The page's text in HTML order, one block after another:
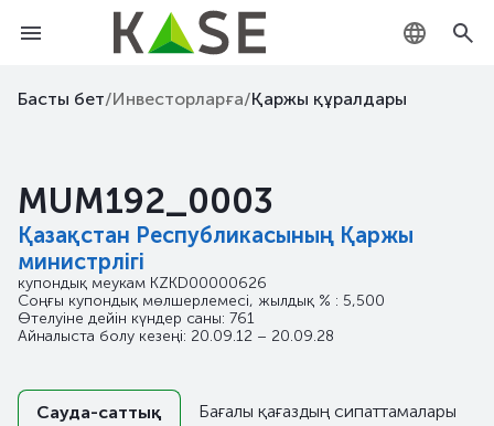
KZ
Басты бет/Инвесторларға/Қаржы құралдары
MUM192_0003
Қазақстан Республикасының Қаржы
министрлігі
купондық меукам KZKD00000626
Соңғы купондық мөлшерлемесі, жылдық % : 5,500
Өтелуіне дейін күндер саны: 761
Айналыста болу кезеңі: 20.09.12 – 20.09.28
Сауда-саттық Бағалы қағаздың сипаттамалары